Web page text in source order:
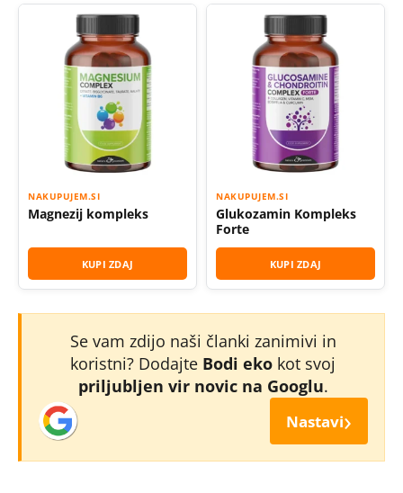
NAKUPUJEM.SI
Magnezij kompleks
KUPI ZDAJ
NAKUPUJEM.SI
Glukozamin Kompleks
Forte
KUPI ZDAJ
Se vam zdijo naši članki zanimivi in
koristni? Dodajte Bodi eko kot svoj
priljubljen vir novic na Googlu.
Nastavi›